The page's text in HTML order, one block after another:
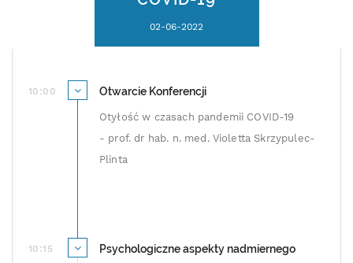
02-06-2022
10:00 Otwarcie Konferencji
Otyłość w czasach pandemii COVID-19
- prof. dr hab. n. med. Violetta Skrzypulec-
Plinta
10:15
Psychologiczne aspekty nadmiernego